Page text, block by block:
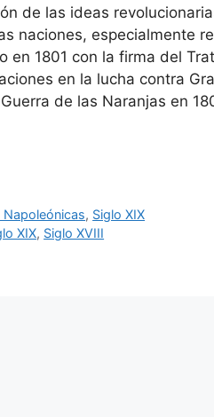
de las ideas
naciones, especialmente
en 1801 con la firma del
en la lucha contra
de las Naranjas en
Napoleónicas, Siglo XIX
XIX, Siglo XVIII